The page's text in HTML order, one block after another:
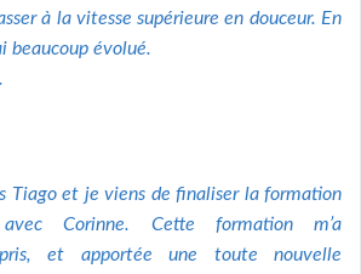
à la vitesse supérieure en douceur. En
beaucoup évolué.
Tiago et je viens de finaliser la formation
avec Corinne. Cette formation m’a
et apportée une toute nouvelle